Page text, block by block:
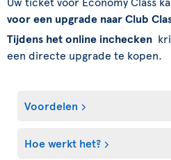
voor een upgrade naar Club
Tijdens het online inchecken
een directe upgrade te kopen.
Voordelen
Hoe werkt het?